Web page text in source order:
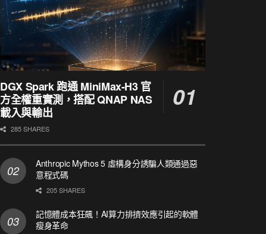
DGX Spark 跑通 MiniMax-H3 官
方全權重實測，搭配 QNAP NAS
載入與輸出
285 SHARES
Anthropic Mythos 5 虛構身分誘騙人類通過惡
意程式碼
205 SHARES
記憶體成本狂飆！AI算力排擠效應引起的軟體
瘦身革命